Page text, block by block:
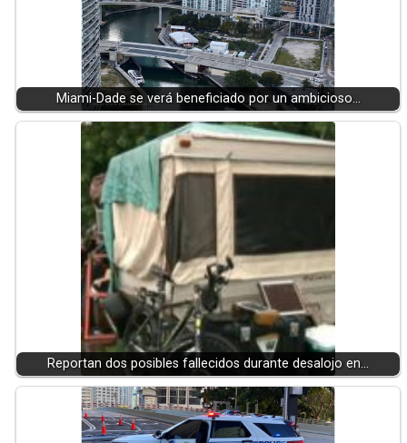
Miami-Dade se verá beneficiado por un ambicioso…
Reportan dos posibles fallecidos durante desalojo en…